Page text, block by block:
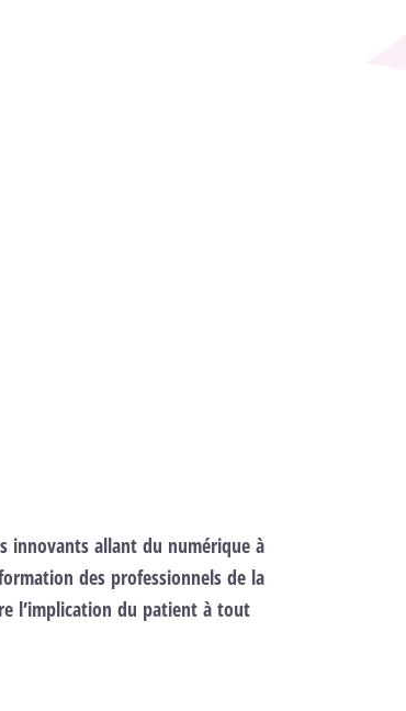
innovants allant du numérique à
des professionnels de la
l’implication du patient à tout